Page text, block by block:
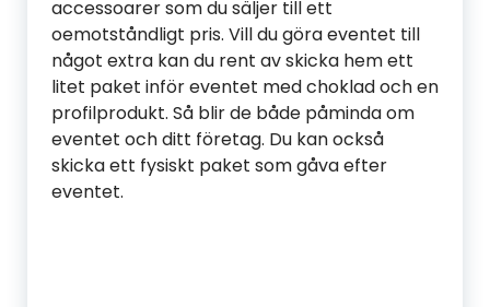
accessoarer som du säljer till ett
oemotståndligt pris. Vill du göra eventet till
något extra kan du rent av skicka hem ett
litet paket inför eventet med choklad och en
profilprodukt. Så blir de både påminda om
eventet och ditt företag. Du kan också
skicka ett fysiskt paket som gåva efter
eventet.